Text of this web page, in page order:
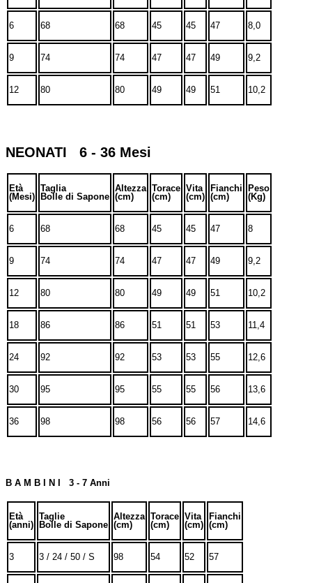
6 68 68 45 45 47 8,0
9 74 74 47 47 49 9,2
12 80 80 49 49 51 10,2
NEONATI 6 - 36 Mesi
Età
(Mesi)
Taglia
Bolle di Sapone
Altezza
(cm)
Torace
(cm)
Vita
(cm)
Fianchi
(cm)
Peso
(Kg)
6 68 68 45 45 47 8
9 74 74 47 47 49 9,2
12 80 80 49 49 51 10,2
18 86 86 51 51 53 11,4
24 92 92 53 53 55 12,6
30 95 95 55 55 56 13,6
36 98 98 56 56 57 14,6
B A M B I N I 3 - 7 Anni
Età
(anni)
Taglie
Bolle di Sapone
Altezza
(cm)
Torace
(cm)
Vita
(cm)
Fianchi
(cm)
3 3 / 24 / 50 / S 98 54 52 57